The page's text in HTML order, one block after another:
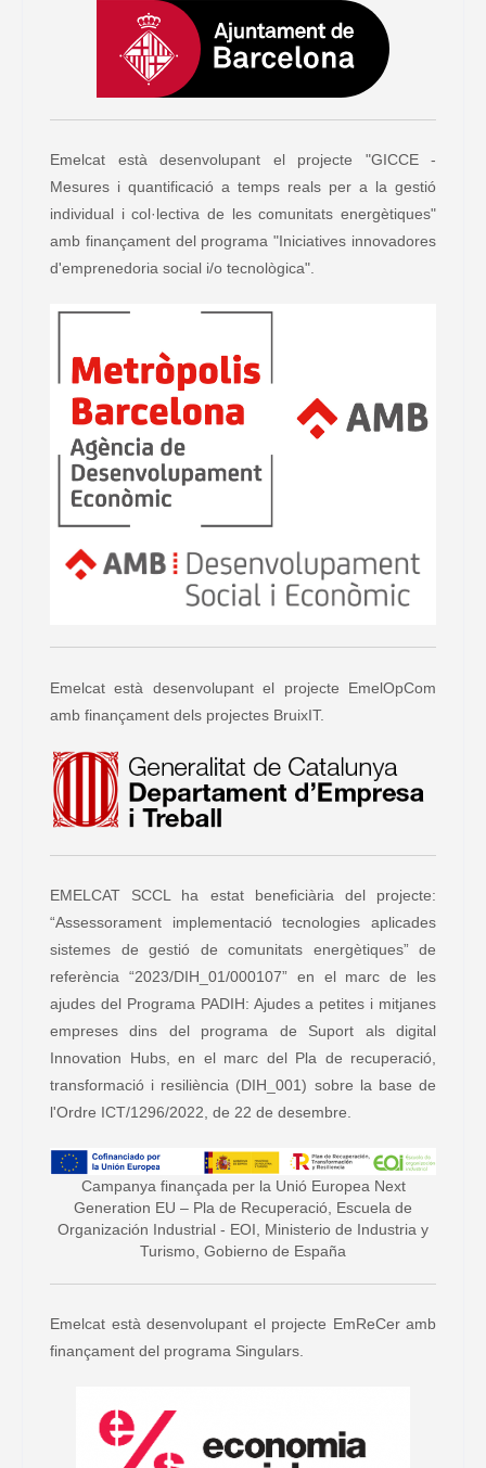
Emelcat està desenvolupant el projecte "GICCE -
Mesures i quantificació a temps reals per a la gestió
individual i col·lectiva de les comunitats energètiques"
amb finançament del programa "Iniciatives innovadores
d'emprenedoria social i/o tecnològica".
Emelcat està desenvolupant el projecte EmelOpCom
amb finançament dels projectes BruixIT.
EMELCAT SCCL ha estat beneficiària del projecte:
“Assessorament implementació tecnologies aplicades
sistemes de gestió de comunitats energètiques” de
referència “2023/DIH_01/000107” en el marc de les
ajudes del Programa PADIH: Ajudes a petites i mitjanes
empreses dins del programa de Suport als digital
Innovation Hubs, en el marc del Pla de recuperació,
transformació i resiliència (DIH_001) sobre la base de
l'Ordre ICT/1296/2022, de 22 de desembre.
Campanya finançada per la Unió Europea Next
Generation EU – Pla de Recuperació, Escuela de
Organización Industrial - EOI, Ministerio de Industria y
Turismo, Gobierno de España
Emelcat està desenvolupant el projecte EmReCer amb
finançament del programa Singulars.